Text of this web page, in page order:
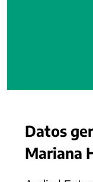
Datos
Mariana